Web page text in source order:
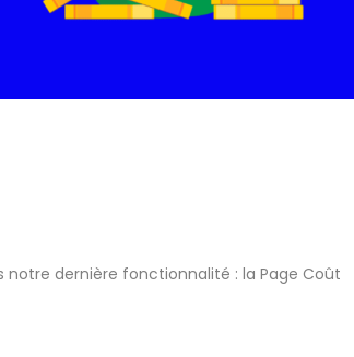
notre dernière fonctionnalité : la Page Coût